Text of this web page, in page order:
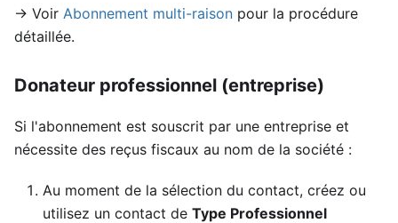
→ Voir Abonnement multi-raison pour la procédure
détaillée.
Donateur professionnel (entreprise)
Si l'abonnement est souscrit par une entreprise et
nécessite des reçus fiscaux au nom de la société :
Au moment de la sélection du contact, créez ou
utilisez un contact de Type Professionnel